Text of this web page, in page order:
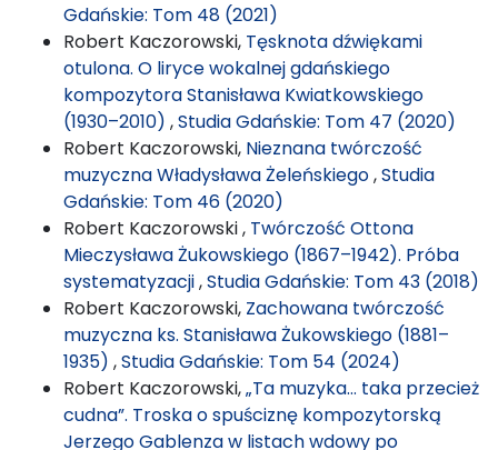
Gdańskie: Tom 48 (2021)
Robert Kaczorowski, Tęsknota dźwiękami
otulona. O liryce wokalnej gdańskiego
kompozytora Stanisława Kwiatkowskiego
(1930–2010) ,Studia Gdańskie: Tom 47 (2020)
Robert Kaczorowski, Nieznana twórczość
muzyczna Władysława Żeleńskiego,Studia
Gdańskie: Tom 46 (2020)
Robert Kaczorowski , Twórczość Ottona
Mieczysława Żukowskiego (1867–1942). Próba
systematyzacji,Studia Gdańskie: Tom 43 (2018)
Robert Kaczorowski, Zachowana twórczość
muzyczna ks. Stanisława Żukowskiego (1881–
1935) ,Studia Gdańskie: Tom 54 (2024)
Robert Kaczorowski,„Ta muzyka… taka przecież
cudna”. Troska o spuściznę kompozytorską
Jerzego Gablenza w listach wdowy po